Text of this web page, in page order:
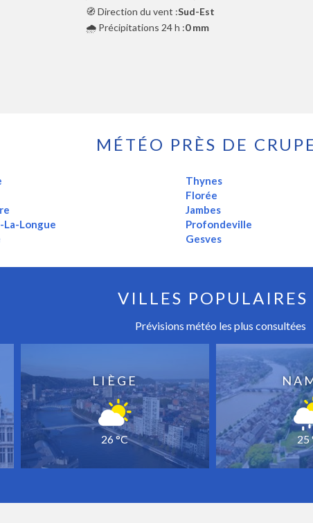
🧭 Direction du vent :Sud-Est
🌧️ Précipitations 24 h :0 mm
MÉTÉO PRÈS DE
La-Longue
Thynes
Florée
Jambes
Profondeville
Gesves
VILLES POPULAIRES
Prévisions météo les plus consultées
LIÈGE
26 °C 25